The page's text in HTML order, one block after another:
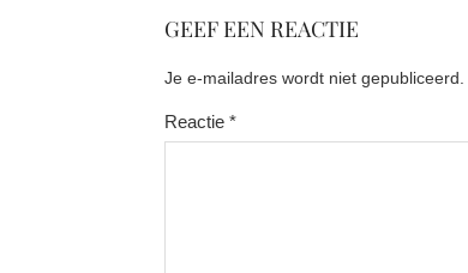
GEEF EEN REACTIE
Je e-mailadres wordt niet gepubliceerd.
Reactie *